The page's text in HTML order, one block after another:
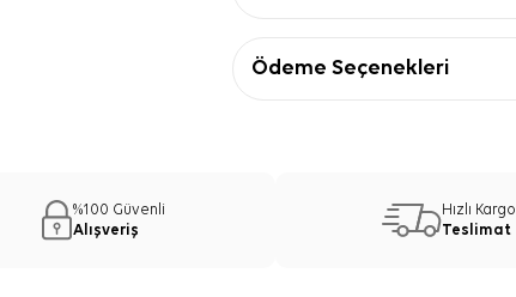
Ebat
90 x 90
İpek
Ödeme Seçenekleri
%100 Güvenli
Alışveriş
Hızlı Kargo
Teslimat